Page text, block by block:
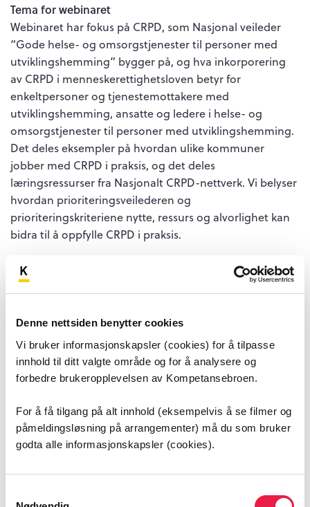
Denne nettsiden benytter cookies
Vi bruker informasjonskapsler (cookies) for å tilpasse
innhold til ditt valgte område og for å analysere og
forbedre brukeropplevelsen av Kompetansebroen.
For å få tilgang på alt innhold (eksempelvis å se filmer og
påmeldingsløsning på arrangementer) må du som bruker
godta alle informasjonskapsler (cookies).
Tema for webinaret
Webinaret har fokus på CRPD, som Nasjonal veileder
“Gode helse- og omsorgstjenester til personer med
utviklingshemming” bygger på, og hva inkorporering
av CRPD i menneskerettighetsloven betyr for
enkeltpersoner og tjenestemottakere med
utviklingshemming, ansatte og ledere i helse- og
omsorgstjenester til personer med utviklingshemming.
Det deles eksempler på hvordan ulike kommuner
jobber med CRPD i praksis, og det deles
læringsressurser fra Nasjonalt CRPD-nettverk. Vi belyser
hvordan prioriteringsveilederen og
prioriteringskriteriene nytte, ressurs og alvorlighet kan
bidra til å oppfylle CRPD i praksis.
Meld deg på webinaret her (usht-nordland.no)
Mer informasjon om arrangementet finner du her
Arrangør
Utviklingssenteret (USHT) i Nordland
Ansatte i kommunale helse- og omsorgstjenester til
personer med utviklingshemming. Ansatte i
habiliteringstjenesten. Personell som jobber med og for